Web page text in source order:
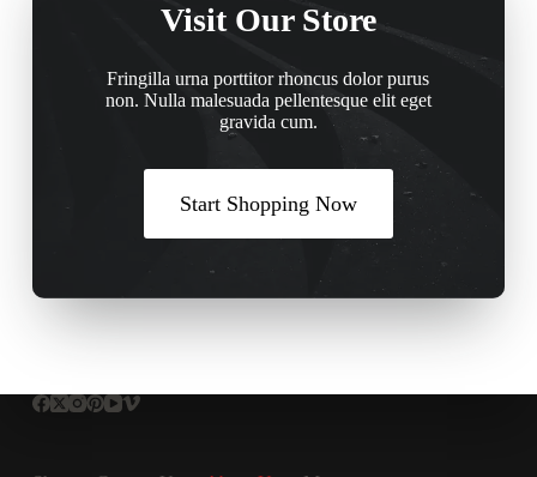
Visit Our Store
Fringilla urna porttitor rhoncus dolor purus
non. Nulla malesuada pellentesque elit eget
gravida cum.
Start Shopping Now